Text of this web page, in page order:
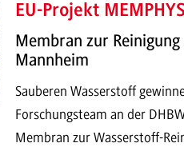
EU-Projekt
Membran zur
Mannheim
Sauberen Wasserstoff
Forschungsteam an der
Membran zur Wasserstoff-